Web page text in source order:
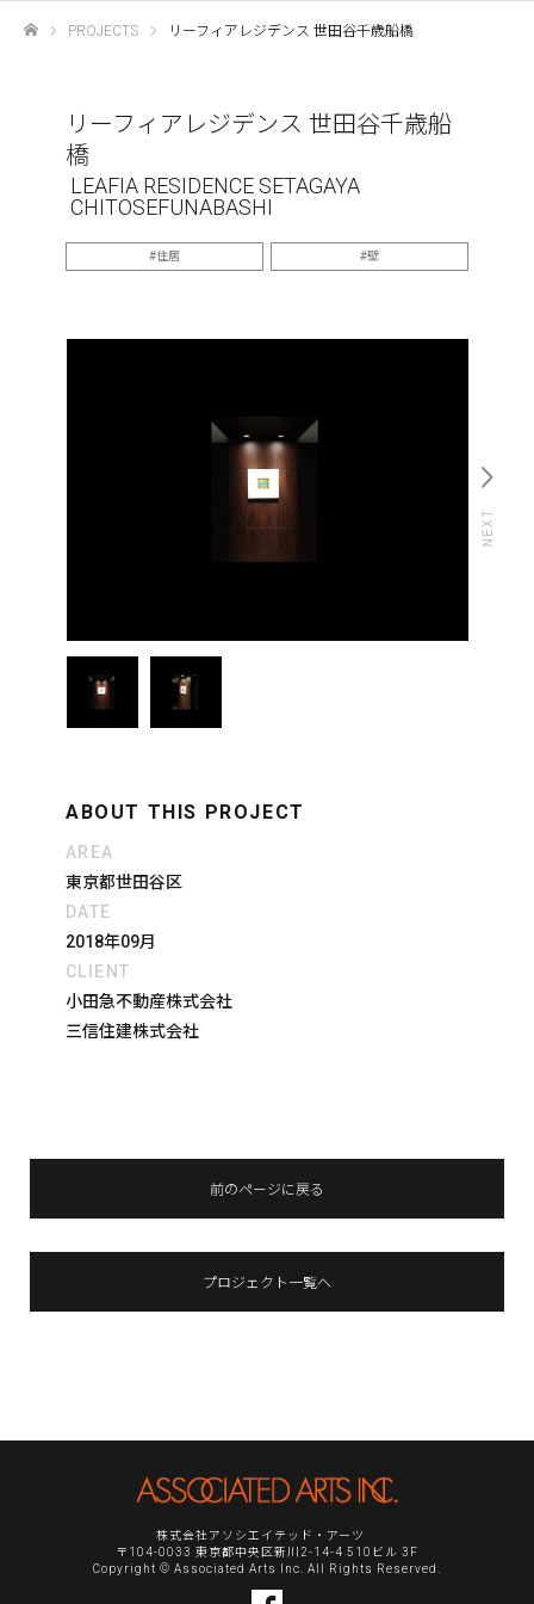
PROJECTS リーフィアレジデンス 世田谷千歳船橋
リーフィアレジデンス 世田谷千歳船
橋
LEAFIA RESIDENCE SETAGAYA
CHITOSEFUNABASHI
住居 壁
ABOUT THIS PROJECT
AREA
東京都世田谷区
DATE
2018年09月
CLIENT
小田急不動産株式会社
三信住建株式会社
前のページに戻る
プロジェクト一覧へ
株式会社アソシエイテッド・アーツ
〒104-0033 東京都中央区新川2-14-4 510ビル 3F
Copyright © Associated Arts Inc. All Rights Reserved.